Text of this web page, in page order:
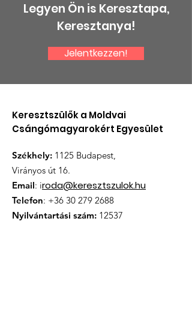
Legyen Ön is Keresztapa,
Keresztanya!
Jelentkezzen!
Keresztszülők a Moldvai
Csángómagyarokért Egyesület
Székhely: 1125 Budapest,
Virányos út 16.
Email: iroda@keresztszulok.hu
Telefon: +36 30 279 2688
Nyilvántartási szám: 12537